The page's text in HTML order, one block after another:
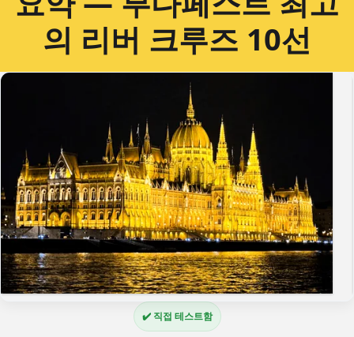
의 리버 크루즈 10선
✔️ 직접 테스트함